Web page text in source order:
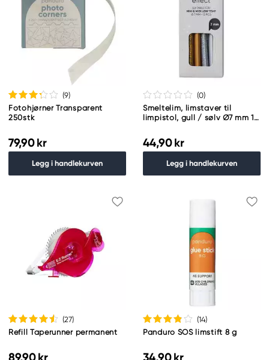
(9)
Fotohjørner Transparent
250stk
79,90 kr
Legg i handlekurven
(0)
Smeltelim, limstaver til
limpistol, gull / sølv Ø7 mm 12
44,90 kr
Legg i handlekurven
(27)
Refill Taperunner permanent
89,90 kr
(14)
Panduro SOS limstift 8 g
34,90 kr